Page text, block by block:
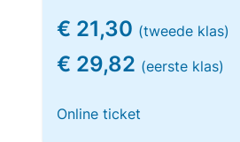
€ 21,30 (tweede klas)
€ 29,82 (eerste klas)
Online ticket